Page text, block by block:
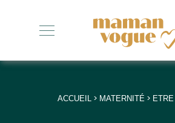
+
+
+
ACCUEIL > MATERNITÉ >